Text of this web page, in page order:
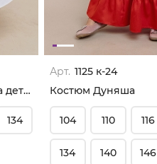
Костюм Купава платье-рубашка детская
134
Арт. 1125 к-24
Костюм Дуняша
104 110 116
134 140 146